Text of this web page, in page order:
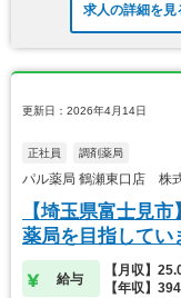
求人の詳細を見
更新日：2026年4月14日
正社員 調剤薬局
パル薬局 鶴瀬東口店 株
【埼玉県富士見
薬局を目指してい
給与
【月収】
【年収】